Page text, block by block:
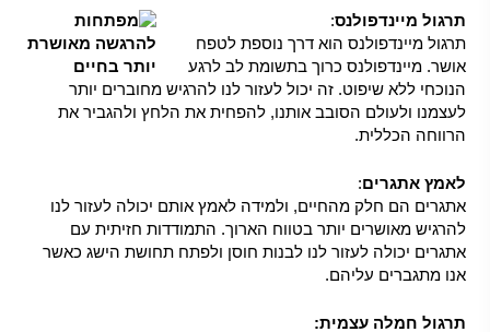
תרגול מיינדפולנס:
תרגול מיינדפולנס הוא דרך נוספת לטפח
אושר. מיינדפולנס כרוך בתשומת לב לרגע
הנוכחי ללא שיפוט. זה יכול לעזור לנו להרגיש מחוברים יותר
לעצמנו ולעולם הסובב אותנו, להפחית את הלחץ ולהגביר את
הרווחה הכללית.
לאמץ אתגרים:
אתגרים הם חלק מהחיים, ולמידה לאמץ אותם יכולה לעזור לנו
להרגיש מאושרים יותר בטווח הארוך. התמודדות חזיתית עם
אתגרים יכולה לעזור לנו לבנות חוסן ולפתח תחושת הישג כאשר
אנו מתגברים עליהם.
תרגול חמלה עצמית: